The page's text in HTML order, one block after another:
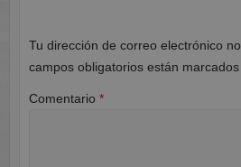
Tu dirección de correo electrónico
campos obligatorios están marcados
Comentario *